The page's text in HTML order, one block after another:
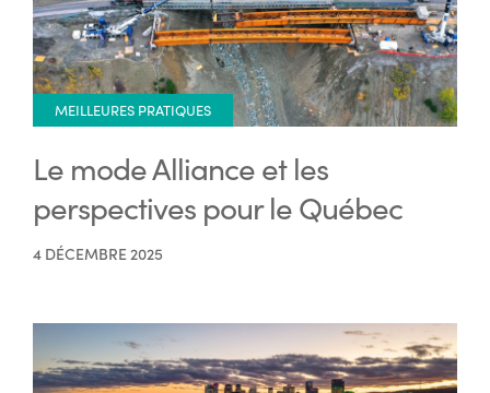
MEILLEURES PRATIQUES
Le mode Alliance et les
perspectives pour le Québec
4 DÉCEMBRE 2025